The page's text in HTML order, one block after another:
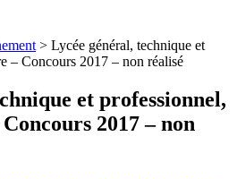
> Lycée général, technique et
– Concours 2017 – non réalisé
et professionnel,
2017 – non